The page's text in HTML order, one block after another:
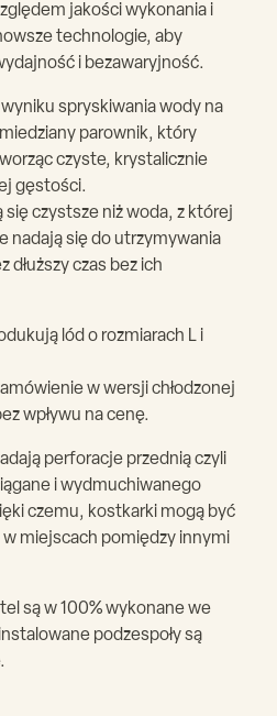
jakości wykonania i
technologie, aby
i bezawaryjność.
spryskiwania wody na
parownik, który
czyste, krystalicznie
gęstości.
się czystsze niż woda, z której
nadają się do utrzymywania
dłuższy czas bez ich
lód o rozmiarach L i
w wersji chłodzonej
wpływu na cenę.
perforacje przednią czyli
i wydmuchiwanego
czemu, kostkarki mogą być
miejscach pomiędzy innymi
są w 100% wykonane we
podzespoły są